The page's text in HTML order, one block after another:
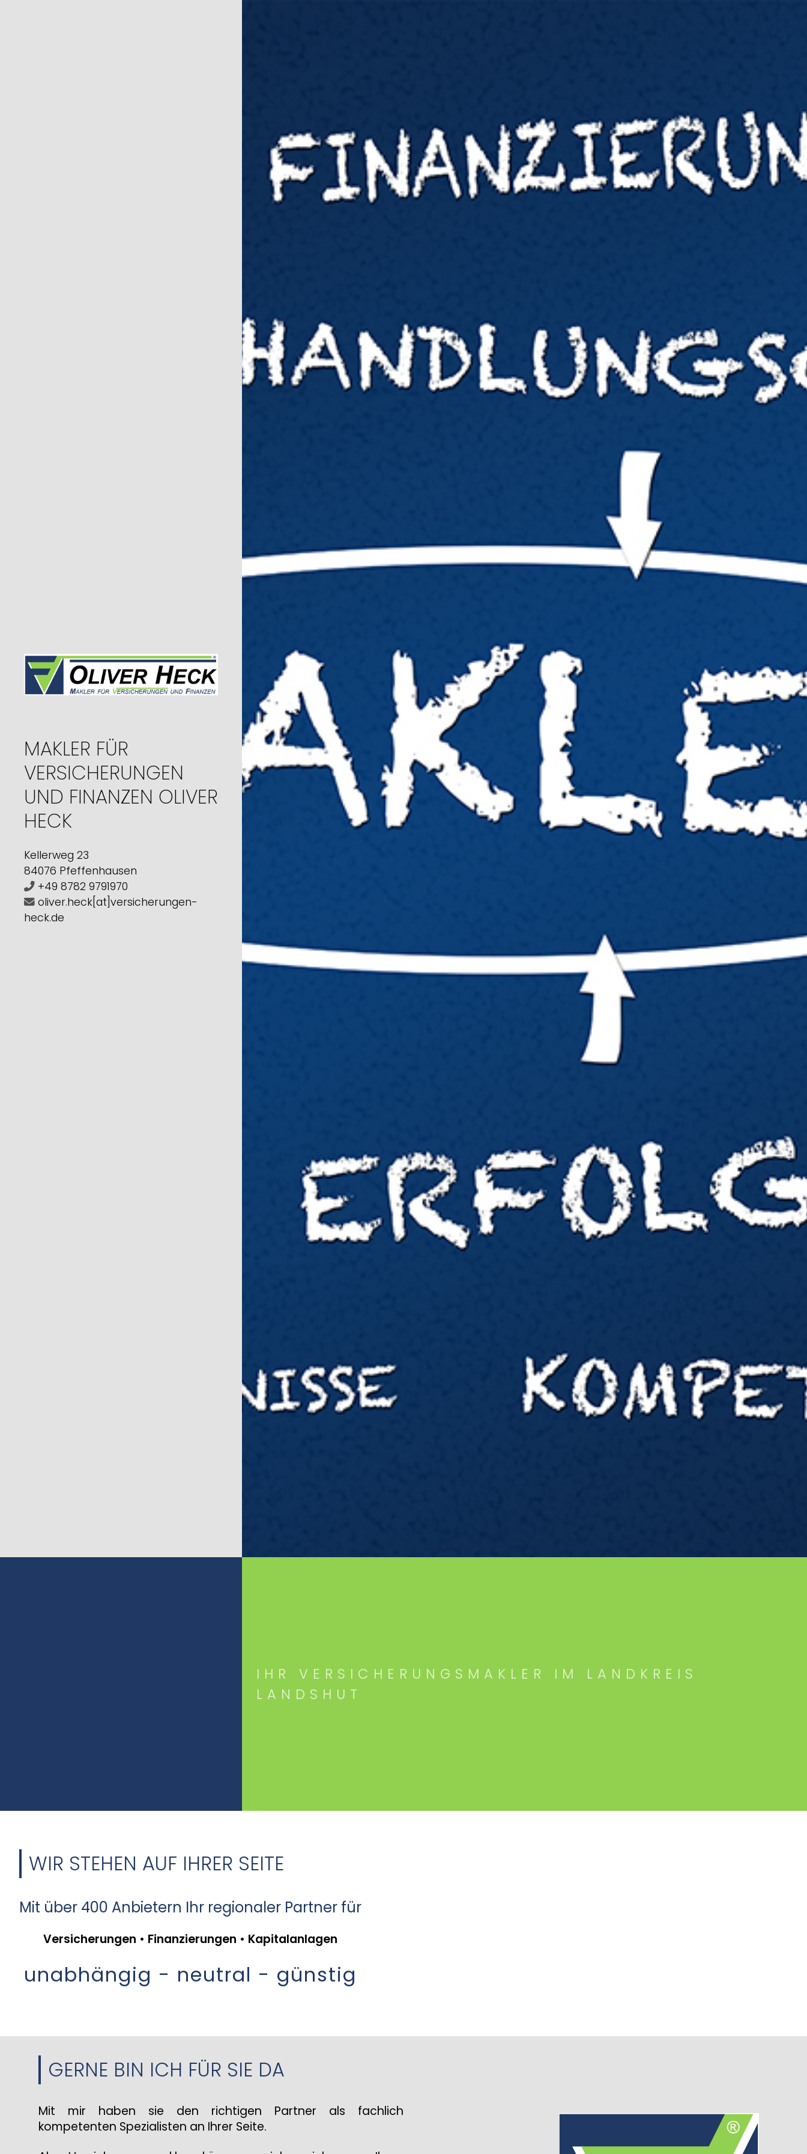
MAKLER FÜR
VERSICHERUNGEN
UND FINANZEN OLIVER
HECK
Kellerweg 23
84076 Pfeffenhausen
+49 8782 9791970
oliver.heck[at]versicherungen-
heck.de
IHR VERSICHERUNGSMAKLER IM LANDKREIS
LANDSHUT
WIR STEHEN AUF IHRER SEITE
Mit über 400 Anbietern Ihr regionaler Partner für
Versicherungen • Finanzierungen • Kapitalanlagen
unabhängig - neutral - günstig
GERNE BIN ICH FÜR SIE DA
Mit mir haben sie den richtigen Partner als fachlich
kompetenten Spezialisten an Ihrer Seite.